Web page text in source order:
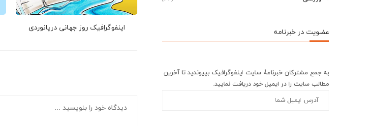
اینفوگرافیک روز جهانی دریانوردی عضویت در خبرنامه
به جمع مشترکان خبرنامۀ سایت اینفوگرافیک بپیوندید تا آخرین
مطالب سایت را در ایمیل خود دریافت نمایید.